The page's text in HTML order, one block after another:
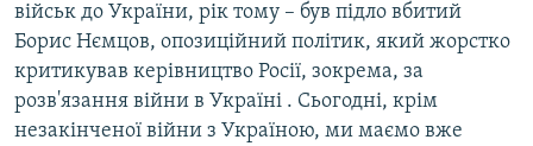
військ до України, рік тому – був підло вбитий
Борис Нємцов, опозиційний політик, який жорстко
критикував керівництво Росії, зокрема, за
розв'язання війни в Україні . Сьогодні, крім
незакінченої війни з Україною, ми маємо вже